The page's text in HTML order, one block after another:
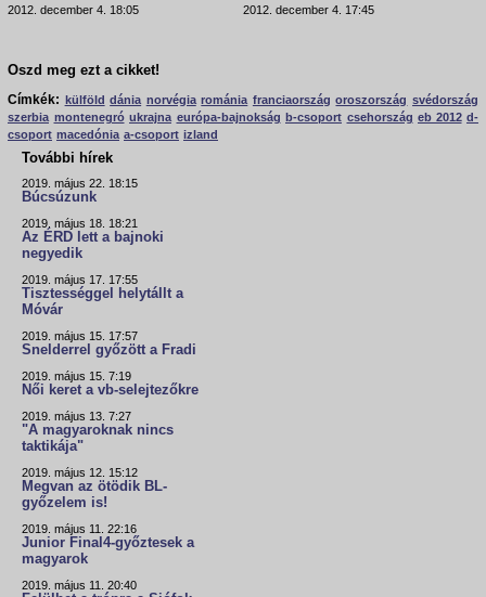
2012. december 4. 18:05 2012. december 4. 17:45
Oszd meg ezt a cikket!
Címkék:
külföld dánia norvégia románia franciaország oroszország svédország
szerbia montenegró ukrajna európa-bajnokság b-csoport csehország eb 2012 d-
csoport macedónia a-csoport izland
További hírek
2019. május 22. 18:15
Búcsúzunk
2019. május 18. 18:21
Az ÉRD lett a bajnoki
negyedik
2019. május 17. 17:55
Tisztességgel helytállt a
Móvár
2019. május 15. 17:57
Snelderrel győzött a Fradi
2019. május 15. 7:19
Női keret a vb-selejtezőkre
2019. május 13. 7:27
"A magyaroknak nincs
taktikája"
2019. május 12. 15:12
Megvan az ötödik BL-
győzelem is!
2019. május 11. 22:16
Junior Final4-győztesek a
magyarok
2019. május 11. 20:40